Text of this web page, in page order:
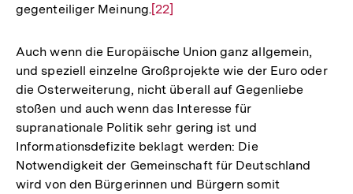
gegenteiliger Meinung.Zur
der
Fußnote
[22]
Auch wenn die Europäische Union ganz allgemein,
und speziell einzelne Großprojekte wie der Euro oder
die Osterweiterung, nicht überall auf Gegenliebe
stoßen und auch wenn das Interesse für
supranationale Politik sehr gering ist und
Informationsdefizite beklagt werden: Die
Notwendigkeit der Gemeinschaft für Deutschland
wird von den Bürgerinnen und Bürgern somit